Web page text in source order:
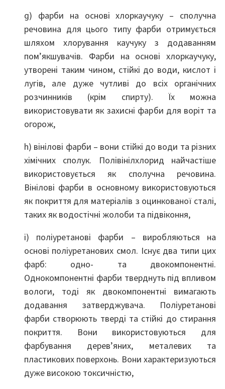
g) фарби на основі хлоркаучуку – сполучна
речовина для цього типу фарби отримується
шляхом хлорування каучуку з додаванням
пом’якшувачів. Фарби на основі хлоркаучуку,
утворені таким чином, стійкі до води, кислот і
лугів, але дуже чутливі до всіх органічних
розчинників (крім спирту). Їх можна
використовувати як захисні фарби для воріт та
огорож,
h) вінілові фарби – вони стійкі до води та різних
хімічних сполук. Полівінілхлорид найчастіше
використовується як сполучна речовина.
Вінілові фарби в основному використовуються
як покриття для матеріалів з оцинкованої сталі,
таких як водостічні жолоби та підвіконня,
i) поліуретанові фарби – виробляються на
основі поліуретанових смол. Існує два типи цих
фарб: одно- та двокомпонентні.
Однокомпонентні фарби тверднуть під впливом
вологи, тоді як двокомпонентні вимагають
додавання затверджувача. Поліуретанові
фарби створюють тверді та стійкі до стирання
покриття. Вони використовуються для
фарбування дерев’яних, металевих та
пластикових поверхонь. Вони характеризуються
дуже високою токсичністю,